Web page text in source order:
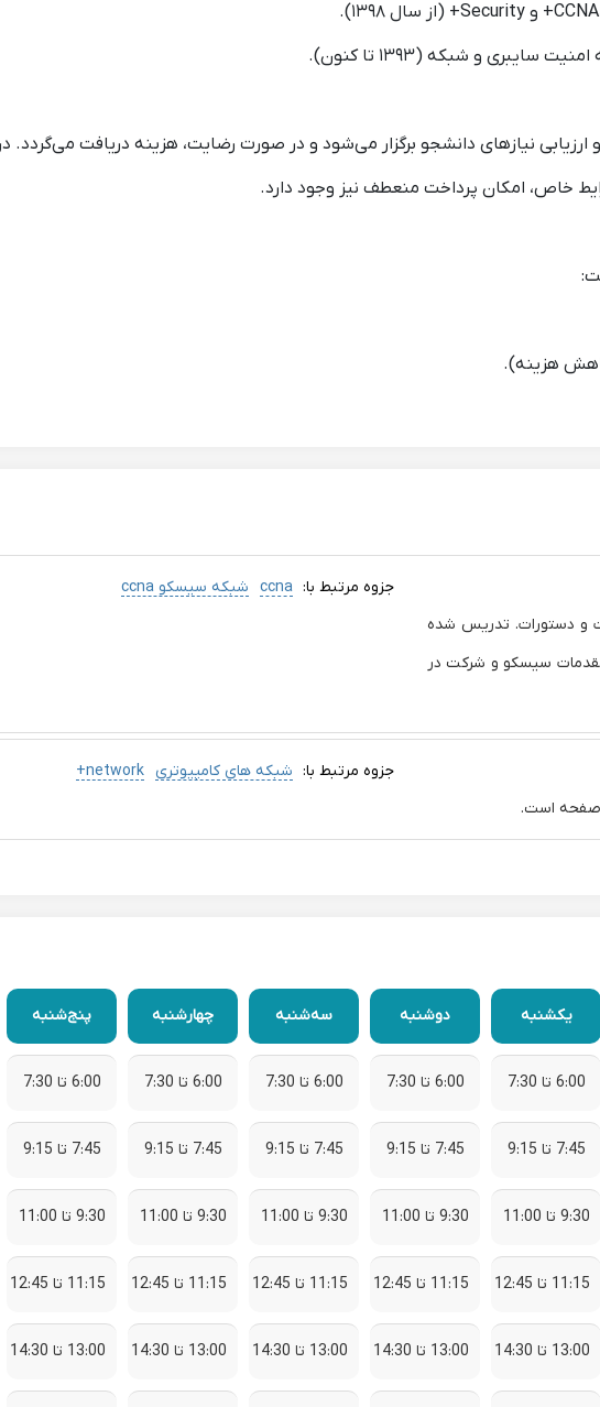
و شبکه (۱۳۹۳ تا کنون).
نیازهای دانشجو برگزار می‌شود و در صورت رضایت، هزینه دریافت
سی ان ای 200-301 با جزئیات و دستورات. تدریس شده
سیسکو و شرکت در
جزوه مرتبط با: ccna شبکه سیسکو ccna
جزوه مرتبط با: شبکه های کامپیوتری
network+
یکشنبه
6:00 تا 7:30
7:45 تا 9:15
9:30 تا 11:00
11:15 تا 12:45
13:00 تا 14:30
دوشنبه
6:00 تا 7:30
7:45 تا 9:15
9:30 تا 11:00
11:15 تا 12:45
13:00 تا 14:30
سه‌شنبه
6:00 تا 7:30
7:45 تا 9:15
9:30 تا 11:00
11:15 تا 12:45
13:00 تا 14:30
چهارشنبه
6:00 تا 7:30
7:45 تا 9:15
9:30 تا 11:00
11:15 تا 12:45
13:00 تا 14:30
پنج‌شنبه
6:00 تا 7:30
7:45 تا 9:15
9:30 تا 11:00
11:15 تا 12:45
13:00 تا 14:30